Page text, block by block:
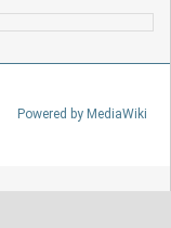
Powered by MediaWiki